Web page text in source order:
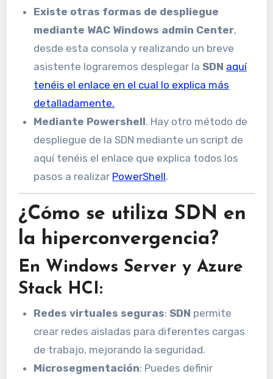
Existe otras formas de despliegue
mediante WAC Windows admin Center,
desde esta consola y realizando un breve
asistente lograremos desplegar laSDN aquí
tenéis el enlace en el cual lo explica más
detalladamente.
Mediante Powershell. Hay otro método de
despliegue de la SDN mediante un script de
aquí tenéis el enlace que explica todos los
pasos a realizar PowerShell.
¿Cómo se utiliza SDN en
la hiperconvergencia?
En Windows Server y Azure
Stack HCI :
Redes virtuales seguras:SDN permite
crear redes aisladas para diferentes cargas
de trabajo, mejorando la seguridad.
Microsegmentación: Puedes definir